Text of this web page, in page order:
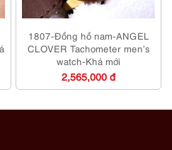
1807-Đồng hồ nam-ANGEL
CLOVER Tachometer men’s
watch-Khá mới
2,565,000 đ